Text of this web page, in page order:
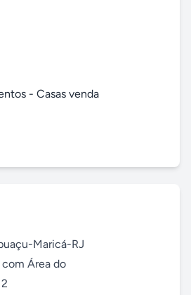
- Casas venda
Maricá-RJ
Área do